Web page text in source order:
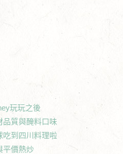
玩玩之後
品質與醃料口味
吃到四川料理啦
平價熱炒